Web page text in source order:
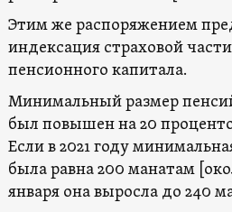
Этим же распоряжением
индексация страховой
пенсионного капитала.
Минимальный размер
был повышен на 20
Если в 2021 году
была равна 200 манатам
января она выросла до 240